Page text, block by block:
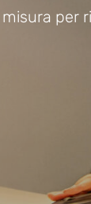
per